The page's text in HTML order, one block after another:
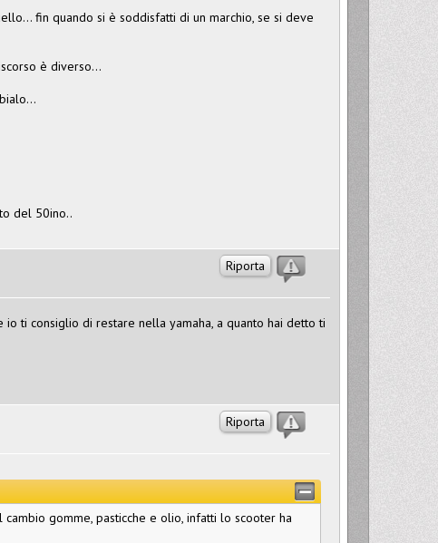
fin quando si è soddisfatti di un marchio, se si deve
è diverso...
del 50ino..
Riporta
ti consiglio di restare nella yamaha, a quanto hai detto ti
Riporta
gomme, pasticche e olio, infatti lo scooter ha